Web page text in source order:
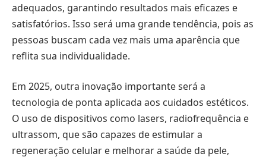
adequados, garantindo resultados mais eficazes e
satisfatórios. Isso será uma grande tendência, pois as
pessoas buscam cada vez mais uma aparência que
reflita sua individualidade.
Em 2025, outra inovação importante será a
tecnologia de ponta aplicada aos cuidados estéticos.
O uso de dispositivos como lasers, radiofrequência e
ultrassom, que são capazes de estimular a
regeneração celular e melhorar a saúde da pele,